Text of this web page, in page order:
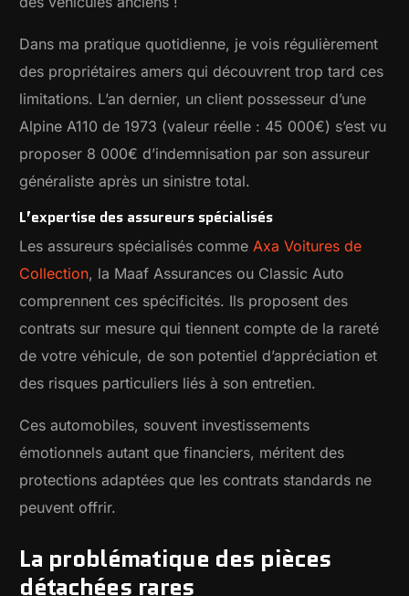
Dans ma pratique quotidienne, je vois régulièrement
des propriétaires amers qui découvrent trop tard ces
limitations. L’an dernier, un client possesseur d’une
Alpine A110 de 1973 (valeur réelle : 45 000€) s’est vu
proposer 8 000€ d’indemnisation par son assureur
généraliste après un sinistre total.
L’expertise des assureurs spécialisés
Les assureurs spécialisés comme Axa Voitures de
Collection, la Maaf Assurances ou Classic Auto
comprennent ces spécificités. Ils proposent des
contrats sur mesure qui tiennent compte de la rareté
de votre véhicule, de son potentiel d’appréciation et
des risques particuliers liés à son entretien.
Ces automobiles, souvent investissements
émotionnels autant que financiers, méritent des
protections adaptées que les contrats standards ne
peuvent offrir.
La problématique des pièces
détachées rares